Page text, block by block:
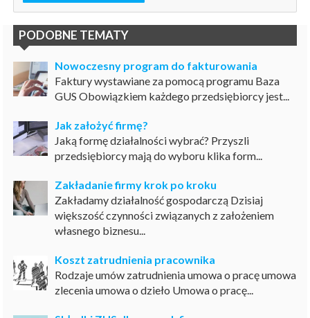
PODOBNE TEMATY
Nowoczesny program do fakturowania
Faktury wystawiane za pomocą programu Baza
GUS Obowiązkiem każdego przedsiębiorcy jest...
Jak założyć firmę?
Jaką formę działalności wybrać? Przyszli
przedsiębiorcy mają do wyboru klika form...
Zakładanie firmy krok po kroku
Zakładamy działalność gospodarczą Dzisiaj
większość czynności związanych z założeniem
własnego biznesu...
Koszt zatrudnienia pracownika
Rodzaje umów zatrudnienia umowa o pracę umowa
zlecenia umowa o dzieło Umowa o pracę...